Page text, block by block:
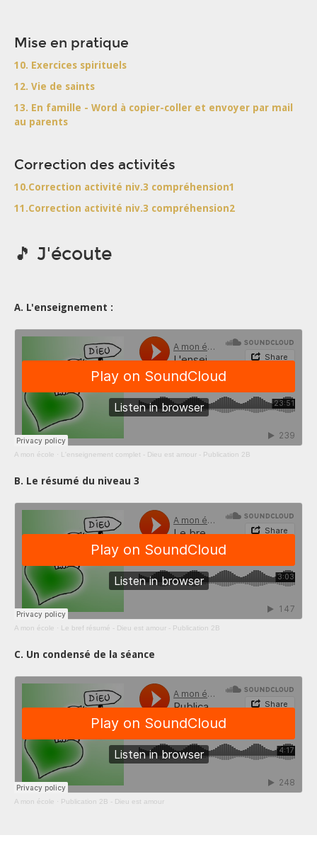
Mise en pratique
10. Exercices spirituels
12. Vie de saints
13. En famille - Word à copier-coller et envoyer par mail
au parents
Correction des activités
10.Correction activité niv.3 compréhension1
11.Correction activité niv.3 compréhension2
🎵 J'écoute
A. L'enseignement :
A mon école · L'enseignement complet - Dieu est amour - Publication 2B
B. Le résumé du niveau 3
A mon école · Le bref résumé - Dieu est amour - Publication 2B
C. Un condensé de la séance
A mon école · Publication 2B - Dieu est amour